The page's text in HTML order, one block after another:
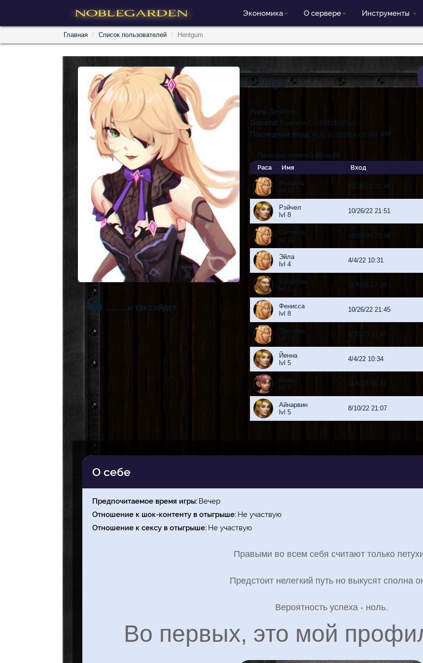
Экономика О сервере Инструменты
Главная Список пользователей Hentgum
...........и так сойдет
00:00
Hentgum
Роль Деятель
Discord Raénńa Célbritz#5630
Последний вход Aug 5, 2026 4:02:08 AM
Показаны записи 1-10 из 10.
Раса
Имя Вход
Фьёрика
lvl 10
10/26/22 21:40
Рэйчел
lvl 8
10/26/22 21:51
Силанна
lvl 10
10/15/24 21:16
Эйла
lvl 4
4/4/22 10:31
Кольгрим
lvl 2
11/6/25 17:19
Фенисса
lvl 8
10/26/22 21:45
Эрилана
lvl 10
8/30/23 21:49
Йенна
lvl 5
4/4/22 10:34
Кили
lvl 3
11/6/25 16:31
Айнарвин
lvl 5
8/10/22 21:07
О себе
Предпочитаемое время игры Вечер
Отношение к шок-контенту в отыгрыше Не участвую
Отношение к сексу в отыгрыше Не участвую
Правыми во всем себя считают только
Предстоит нелегкий путь но выкусят сполна
Вероятность успеха - ноль.
Во первых, это мой